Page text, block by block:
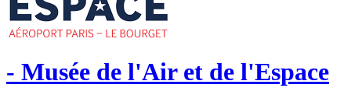
- Musée de l'Air et de l'Espace